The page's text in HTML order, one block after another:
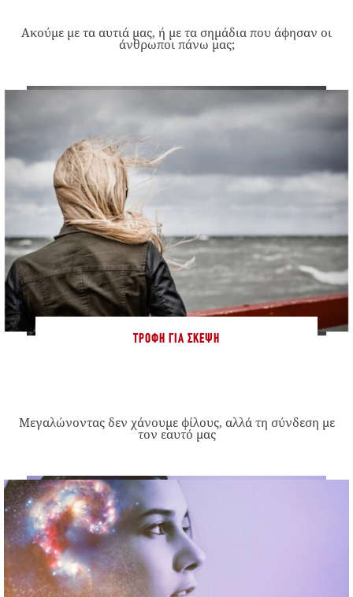
Ακούμε με τα αυτιά μας, ή με τα σημάδια που άφησαν οι
άνθρωποι πάνω μας;
ΤΡΟΦΉ ΓΙΑ ΣΚΈΨΗ
Μεγαλώνοντας δεν χάνουμε φίλους, αλλά τη σύνδεση με
τον εαυτό μας